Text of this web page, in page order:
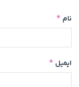
نام *
ایمیل *